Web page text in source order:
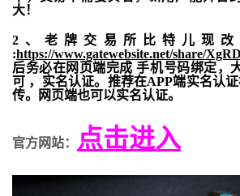
大！
2、老牌交易所比特儿现改
:https://www.gatewebsite.net/share/
后务必在网页端完成 手机号码绑定，
可 ，实名认证。推荐在APP端实名认
传。网页端也可以实名认证。
官方网站： 点击进入